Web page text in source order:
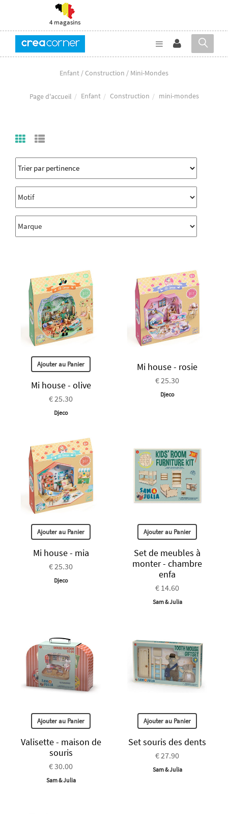
4 magasins
Enfant / Construction / Mini-Mondes
Page d'accueil Enfant Construction mini-mondes
Ajouter au Panier
Mi house - olive
€ 25.30
Djeco
Mi house - rosie
€ 25.30
Djeco
Ajouter au Panier
Mi house - mia
€ 25.30
Djeco
Ajouter au Panier
Set de meubles à
monter - chambre
enfa
€ 14.60
Sam & Julia
Ajouter au Panier
Valisette - maison de
souris
€ 30.00
Sam & Julia
Ajouter au Panier
Set souris des dents
€ 27.90
Sam & Julia